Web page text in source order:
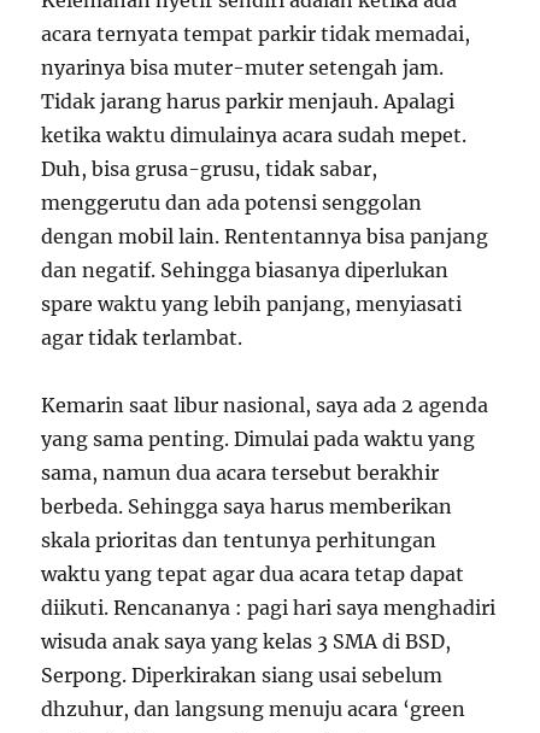
acara ternyata tempat parkir tidak memadai,
nyarinya bisa muter-muter setengah jam.
Tidak jarang harus parkir menjauh. Apalagi
ketika waktu dimulainya acara sudah mepet.
Duh, bisa grusa-grusu, tidak sabar,
menggerutu dan ada potensi senggolan
dengan mobil lain. Rententannya bisa panjang
dan negatif. Sehingga biasanya diperlukan
spare waktu yang lebih panjang, menyiasati
agar tidak terlambat.
Kemarin saat libur nasional, saya ada 2 agenda
yang sama penting. Dimulai pada waktu yang
sama, namun dua acara tersebut berakhir
berbeda. Sehingga saya harus memberikan
skala prioritas dan tentunya perhitungan
waktu yang tepat agar dua acara tetap dapat
diikuti. Rencananya : pagi hari saya menghadiri
wisuda anak saya yang kelas 3 SMA di BSD,
Serpong. Diperkirakan siang usai sebelum
dhzuhur, dan langsung menuju acara ‘green